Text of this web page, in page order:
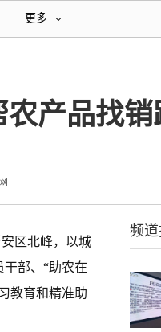
更多
产品找销
区北峰，以城
部、“助农在
教育和精准助
频